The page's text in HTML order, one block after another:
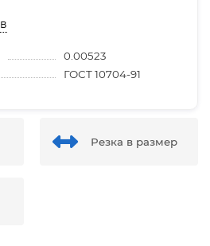
0.00523
ГОСТ 10704-91
Резка в размер